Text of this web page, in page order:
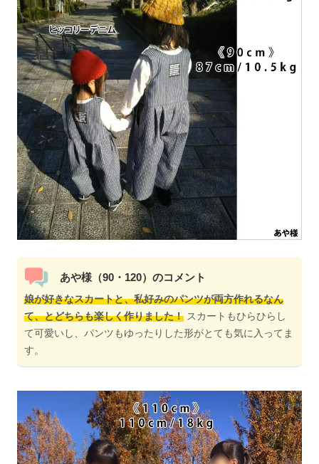
あや様（90・120）のコメント
娘が好きなスカートと、私好みのパンツが両方作れるなん
て、とどちらも楽しく作りました！ スカートもひらひらし
て可愛いし、パンツもゆったりした形がとても気に入ってま
す。